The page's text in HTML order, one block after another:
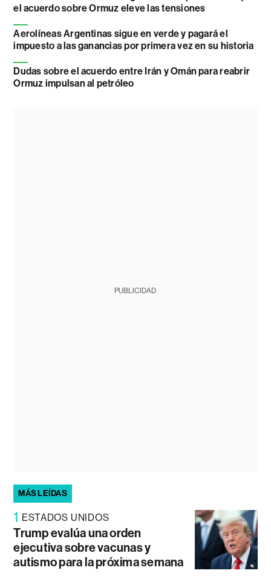
el acuerdo sobre Ormuz eleve las tensiones
Aerolíneas Argentinas sigue en verde y pagará el
impuesto a las ganancias por primera vez en su historia
Dudas sobre el acuerdo entre Irán y Omán para reabrir
Ormuz impulsan al petróleo
PUBLICIDAD
MÁS LEÍDAS
1 ESTADOS UNIDOS
Trump evalúa una orden
ejecutiva sobre vacunas y
autismo para la próxima semana